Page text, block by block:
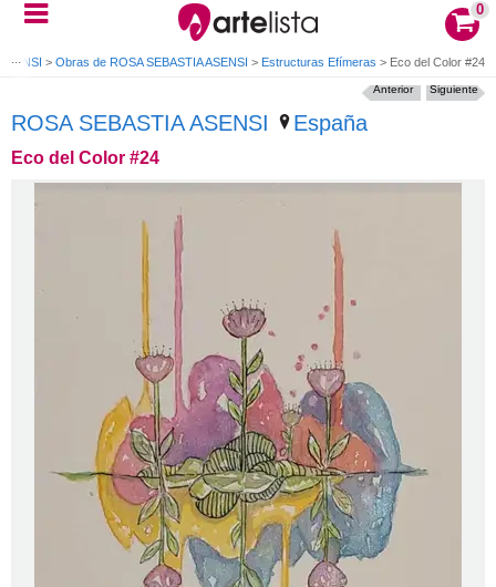
0
> Obras de ROSA SEBASTIA ASENSI > Estructuras Efímeras > Eco del Color #24
ROSA SEBASTIA ASENSI España
Eco del Color #24
Siguiente
Anterior